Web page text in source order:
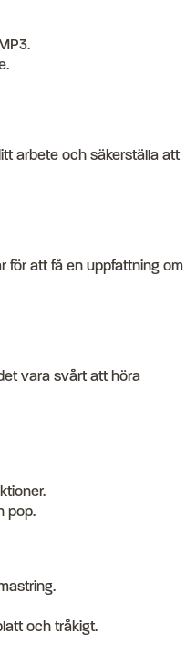
arbete och säkerställa att
för att få en uppfattning om
vara svårt att höra
pop.
och tråkigt.